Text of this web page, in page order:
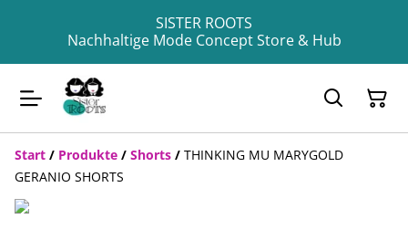
SISTER ROOTS
Nachhaltige Mode Concept Store & Hub
Start / Produkte / Shorts / THINKING MU MARYGOLD
GERANIO SHORTS